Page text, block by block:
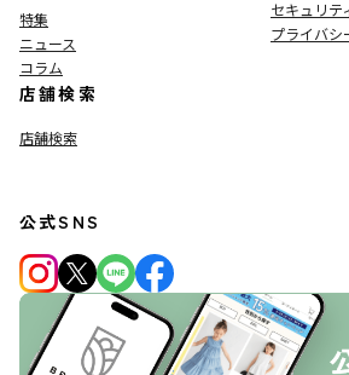
特集
ニュース
コラム
店舗検索
店舗検索
セキュリテ
プライバシ
公式SNS